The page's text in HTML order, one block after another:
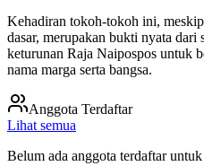
Kehadiran tokoh-tokoh ini,
dasar, merupakan bukti nyata dari
keturunan Raja Naipospos untuk
nama marga serta bangsa.
Anggota Terdaftar
Lihat semua
Belum ada anggota terdaftar